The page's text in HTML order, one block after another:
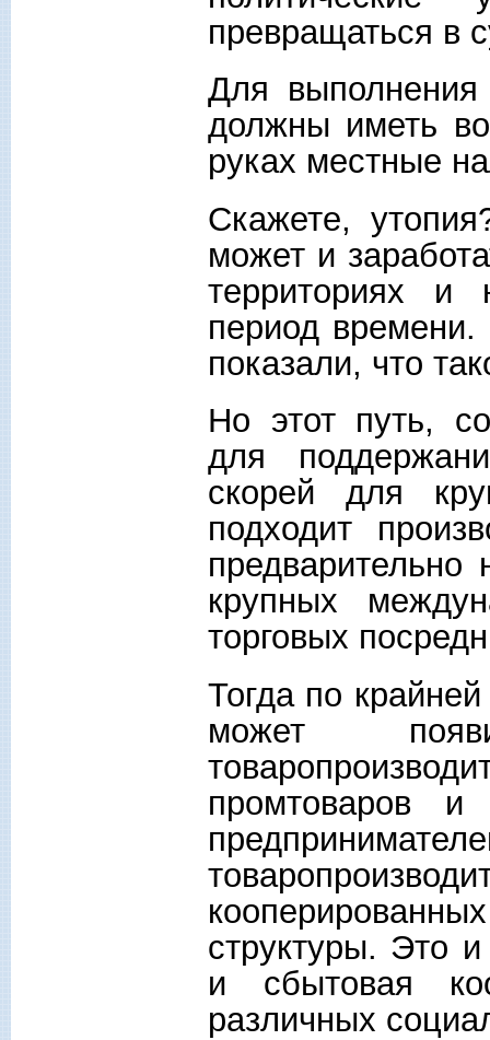
превращаться в
Для выполнения
должны иметь
руках местные
Скажете,
может и
территориях и
период
показали, что
Но этот путь,
для
скорей для
подходит
предварительно
крупных
торговых
Тогда по
может
промтоваров
структуры. Это
и сбытовая
различных